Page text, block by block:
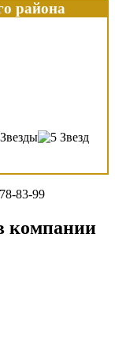
района
83-99
компании